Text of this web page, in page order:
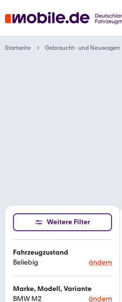
Startseite Gebraucht- und Neuwagen
Weitere Filter
Fahrzeugzustand
Beliebig
ändern
Marke, Modell, Variante
BMW M2
ändern